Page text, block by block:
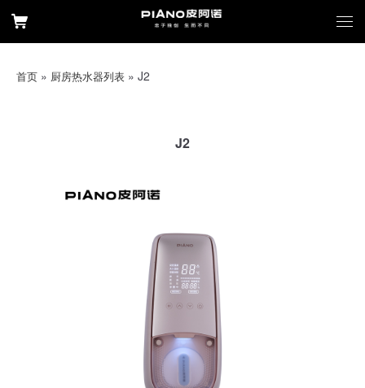
首页 » 厨房热水器列表 » J2
J2